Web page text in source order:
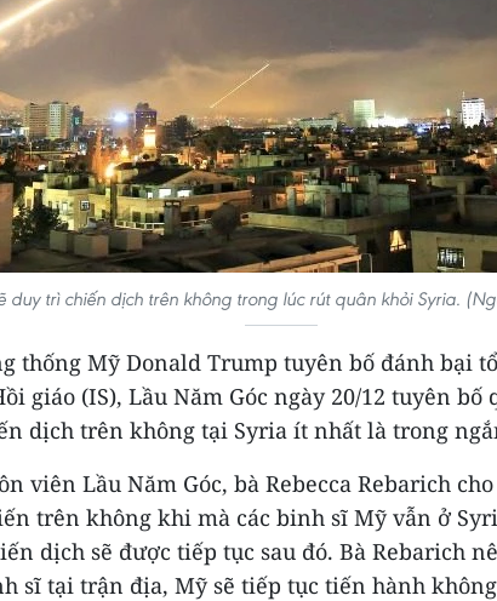
duy trì chiến dịch trên không trong lúc rút quân khỏi Syria.
thống Mỹ Donald Trump tuyên bố đánh bại
giáo (IS), Lầu Năm Góc ngày 20/12 tuyên bố
dịch trên không tại Syria ít nhất là trong
viên Lầu Năm Góc, bà Rebecca Rebarich
trên không khi mà các binh sĩ Mỹ vẫn ở
dịch sẽ được tiếp tục sau đó. Bà Rebarich
sĩ tại trận địa, Mỹ sẽ tiếp tục tiến hành